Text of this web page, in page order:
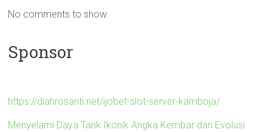
No comments to show.
Sponsor
https://diahrosanti.net/ijobet-slot-server-kamboja/
Menyelami Daya Tarik Ikonik Angka Kembar dan Evolusi